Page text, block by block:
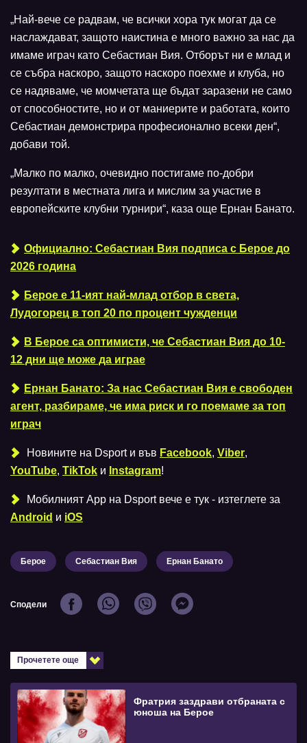
„Най-вече се радвам, че всички хора тук могат да се
наслаждават, защото наистина е много важно за нас да
имаме играч като Себастиан Вия. Отборът ни е млад и
се събра наскоро, защото наскоро поехме и клуба, но
се надяваме, че момчетата ще бъдат заразени не само
от способностите, но и от маниерите и работата, които
Себастиан демонстрира професионално всеки ден“,
добави той.
„Малко по малко, очевидно постигаме по-добри
резултати в местната лига и мислим за участие в
европейските клубни турнири“, каза още Ернан Банато.
Официално: Себастиан Вия подписа с Берое до
2026 година
Берое е 11-ият най-млад отбор в света,
Лудогорец в топ 20 по процент чужденци
В Берое са оптимисти, че Себастиан Вия до 10-
12 дни ще може да играе
Ернан Банато: За нас Себастиан Вия е свободен
агент, разбираме, че има риск и го поемаме за топ
играч
Новините на Dsport и във Facebook, Viber,
YouTube, TikTok и Instagram!
Мобилният Аpp на Dsport вече е тук - изтеглете за
Android и iOS
Берое Себастиан Вия Ернан Банато
Сподели
Прочетете още
Фратрия заздрави отбраната с
юноша на Берое